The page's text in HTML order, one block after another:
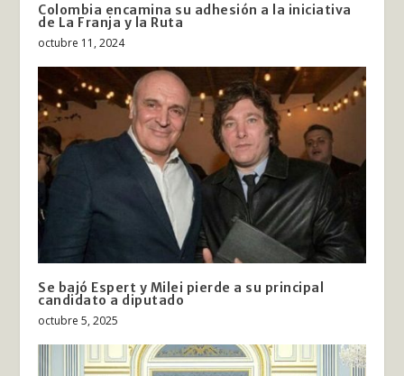
Colombia encamina su adhesión a la iniciativa
de La Franja y la Ruta
octubre 11, 2024
Se bajó Espert y Milei pierde a su principal
candidato a diputado
octubre 5, 2025